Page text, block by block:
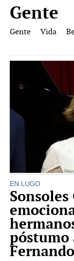
Gente
Gente Vida
EN LUGO
póstumo